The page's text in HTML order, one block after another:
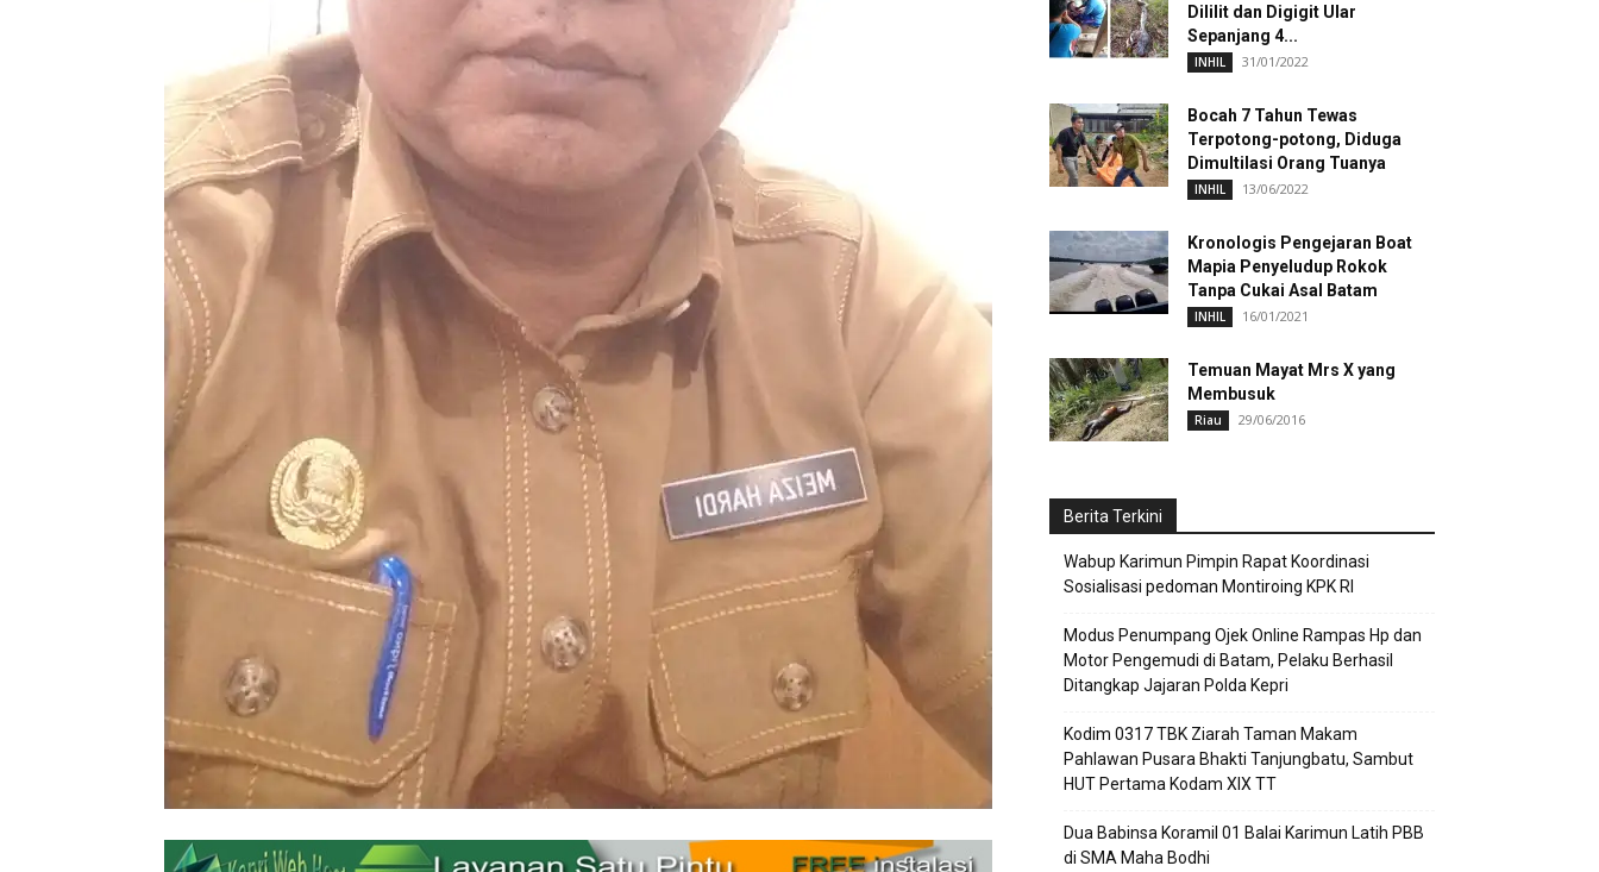
Dililit dan Digigit Ular
Sepanjang 4...
INHIL 31/01/2022
Bocah 7 Tahun Tewas
Terpotong-potong, Diduga
Dimultilasi Orang Tuanya
INHIL 13/06/2022
Kronologis Pengejaran Boat
Mapia Penyeludup Rokok
Tanpa Cukai Asal Batam
INHIL 16/01/2021
Temuan Mayat Mrs X yang
Membusuk
Riau 29/06/2016
Berita Terkini
Wabup Karimun Pimpin Rapat Koordinasi
Sosialisasi pedoman Montiroing KPK RI
Modus Penumpang Ojek Online Rampas Hp dan
Motor Pengemudi di Batam, Pelaku Berhasil
Ditangkap Jajaran Polda Kepri
Kodim 0317 TBK Ziarah Taman Makam
Pahlawan Pusara Bhakti Tanjungbatu, Sambut
HUT Pertama Kodam XIX TT
Dua Babinsa Koramil 01 Balai Karimun Latih PBB
di SMA Maha Bodhi